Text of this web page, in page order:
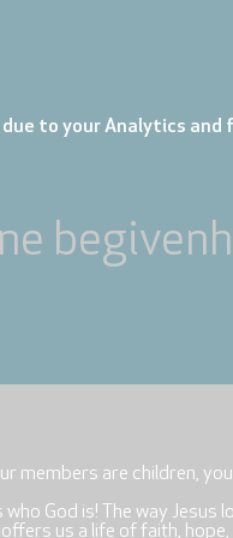
due to your Analytics
members are children,
God is! The way Jesus
us a life of faith,